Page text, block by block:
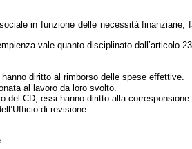
in funzione delle necessità
vale quanto disciplinato dall’articolo
diritto al rimborso delle spese effettive.
al lavoro da loro svolto.
del CD, essi hanno diritto alla corresponsione
di revisione.